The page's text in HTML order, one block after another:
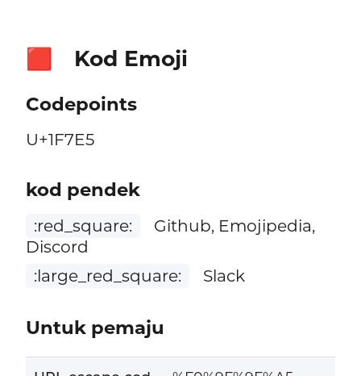
🟥 Kod Emoji
Codepoints
U+1F7E5
kod pendek
:red_square:
Github, Emojipedia,
Discord
:large_red_square:
Slack
Untuk pemaju